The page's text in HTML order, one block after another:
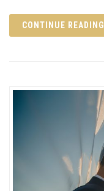
CONTINUE READING